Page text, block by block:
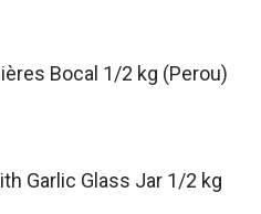
Bocal 1/2 kg (Perou)
Garlic Glass Jar 1/2 kg